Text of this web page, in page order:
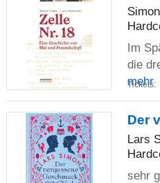
Im
die
mehr
Tickets:
Der
Lars
sehr